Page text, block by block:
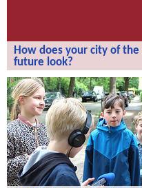
How does your city of the
future look?
look?